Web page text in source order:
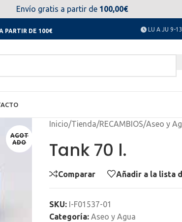
23 de agosto no estaremos disponibles.
PARTIR DE 100€ LU A JU 9-
Envío gratis a partir de 100,00€
AGOT
ADO
Inicio/Tienda/RECAMBIOS/Aseo y
Tank 70 l.
Comparar Añadir a la lista
SKU: I-F01537-01
Categoría: Aseo y Agua